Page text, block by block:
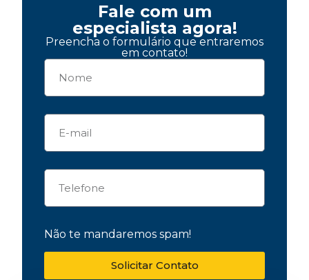
Fale com um
especialista agora!
Preencha o formulário que entraremos
em contato!
Não te mandaremos spam!
Solicitar Contato